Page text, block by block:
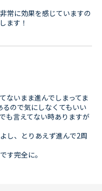
常に効果を感じていますの
ます！
ないまま進んでしまってま
ので気にしなくてもいい
も言えてない時ありますが
し、とりあえず進んで2周
す完全に。